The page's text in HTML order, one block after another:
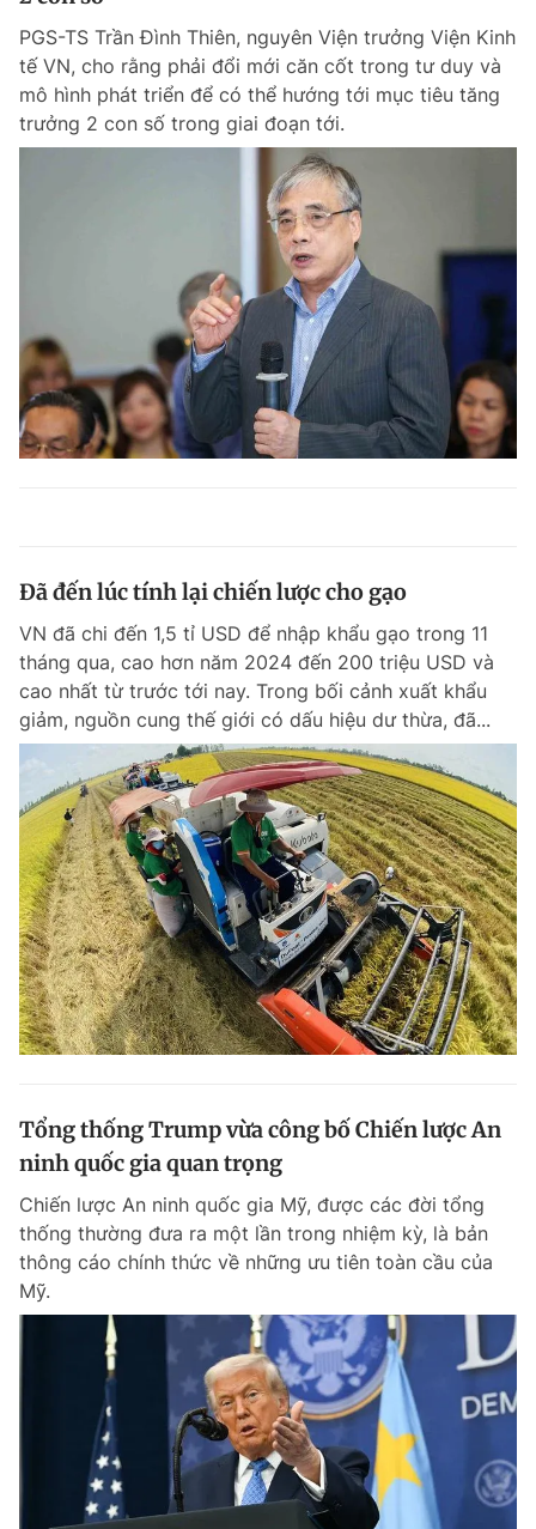
PGS-TS Trần Đình Thiên, nguyên Viện trưởng Viện Kinh
tế VN, cho rằng phải đổi mới căn cốt trong tư duy và
mô hình phát triển để có thể hướng tới mục tiêu tăng
trưởng 2 con số trong giai đoạn tới.
Đã đến lúc tính lại chiến lược cho gạo
VN đã chi đến 1,5 tỉ USD để nhập khẩu gạo trong 11
tháng qua, cao hơn năm 2024 đến 200 triệu USD và
cao nhất từ trước tới nay. Trong bối cảnh xuất khẩu
giảm, nguồn cung thế giới có dấu hiệu dư thừa, đã...
Tổng thống Trump vừa công bố Chiến lược An
ninh quốc gia quan trọng
Chiến lược An ninh quốc gia Mỹ, được các đời tổng
thống thường đưa ra một lần trong nhiệm kỳ, là bản
thông cáo chính thức về những ưu tiên toàn cầu của
Mỹ.